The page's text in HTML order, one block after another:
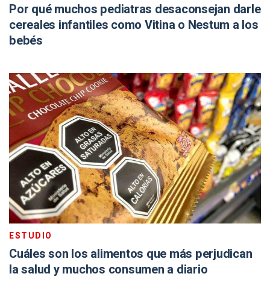
Por qué muchos pediatras desaconsejan darle
cereales infantiles como Vitina o Nestum a los
bebés
ESTUDIO
Cuáles son los alimentos que más perjudican
la salud y muchos consumen a diario